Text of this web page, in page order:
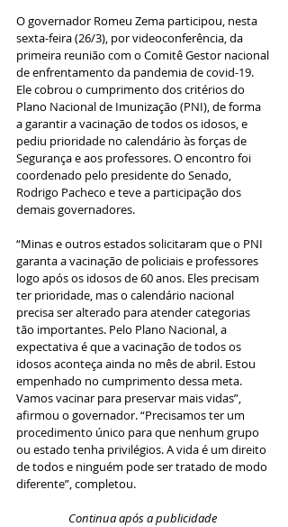
O governador Romeu Zema participou, nesta
sexta-feira (26/3), por videoconferência, da
primeira reunião com o Comitê Gestor nacional
de enfrentamento da pandemia de covid-19.
Ele cobrou o cumprimento dos critérios do
Plano Nacional de Imunização (PNI), de forma
a garantir a vacinação de todos os idosos, e
pediu prioridade no calendário às forças de
Segurança e aos professores. O encontro foi
coordenado pelo presidente do Senado,
Rodrigo Pacheco e teve a participação dos
demais governadores.
“Minas e outros estados solicitaram que o PNI
garanta a vacinação de policiais e professores
logo após os idosos de 60 anos. Eles precisam
ter prioridade, mas o calendário nacional
precisa ser alterado para atender categorias
tão importantes. Pelo Plano Nacional, a
expectativa é que a vacinação de todos os
idosos aconteça ainda no mês de abril. Estou
empenhado no cumprimento dessa meta.
Vamos vacinar para preservar mais vidas”,
afirmou o governador. “Precisamos ter um
procedimento único para que nenhum grupo
ou estado tenha privilégios. A vida é um direito
de todos e ninguém pode ser tratado de modo
diferente”, completou.
Continua após a publicidade